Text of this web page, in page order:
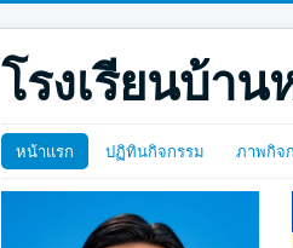
โรงเรียนบ้า
หน้าแรก ปฏิทินกิจกรรม ภาพกิจ